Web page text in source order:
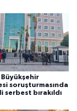
soruşturmasında
serbest bırakıldı